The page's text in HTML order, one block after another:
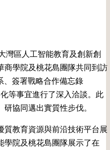
灣區人工智能教育及創新創
商學院及桃花島團隊共同到訪
、簽署戰略合作備忘錄
等事宜進行了深入洽談。此
協同邁出實質性步伐。
教育資源與前沿技術平台展
學院及桃花島團隊展示了在